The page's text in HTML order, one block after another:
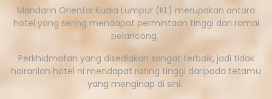
Mandarin Oriental Kuala Lumpur (KL) merupakan antara
hotel yang sering mendapat permintaan tinggi dari ramai
pelancong.
Perkhidmatan yang disediakan sangat terbaik, jadi tidak
hairanlah hotel ni mendapat rating tinggi daripada tetamu
yang menginap di sini.